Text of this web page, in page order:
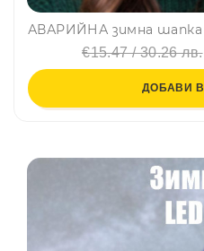
€15.47 / 30.26 лв.
ДОБАВИ В